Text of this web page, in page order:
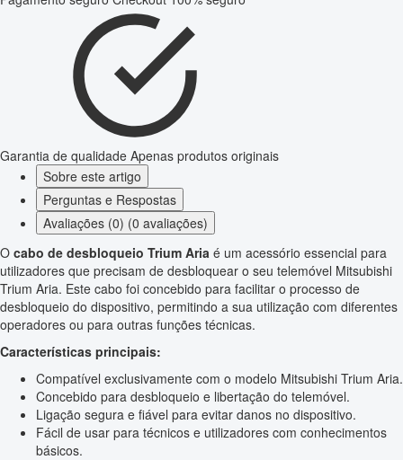
Garantia de qualidade Apenas produtos originais
Sobre este artigo
Perguntas e Respostas
Avaliações (0) (0 avaliações)
O cabo de desbloqueio Trium Aria é um acessório essencial para
utilizadores que precisam de desbloquear o seu telemóvel Mitsubishi
Trium Aria. Este cabo foi concebido para facilitar o processo de
desbloqueio do dispositivo, permitindo a sua utilização com diferentes
operadores ou para outras funções técnicas.
Características principais:
Compatível exclusivamente com o modelo Mitsubishi Trium Aria.
Concebido para desbloqueio e libertação do telemóvel.
Ligação segura e fiável para evitar danos no dispositivo.
Fácil de usar para técnicos e utilizadores com conhecimentos
básicos.